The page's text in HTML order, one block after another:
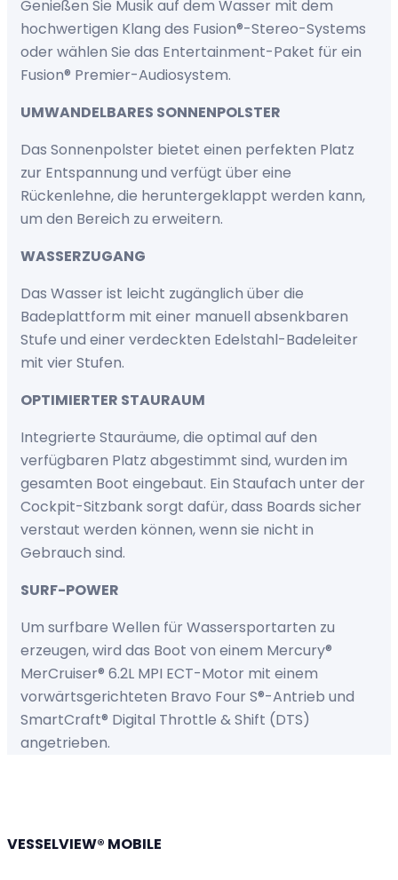
Genießen Sie Musik auf dem Wasser mit dem
hochwertigen Klang des Fusion®-Stereo-Systems
oder wählen Sie das Entertainment-Paket für ein
Fusion® Premier-Audiosystem.
UMWANDELBARES SONNENPOLSTER
Das Sonnenpolster bietet einen perfekten Platz
zur Entspannung und verfügt über eine
Rückenlehne, die heruntergeklappt werden kann,
um den Bereich zu erweitern.
WASSERZUGANG
Das Wasser ist leicht zugänglich über die
Badeplattform mit einer manuell absenkbaren
Stufe und einer verdeckten Edelstahl-Badeleiter
mit vier Stufen.
OPTIMIERTER STAURAUM
Integrierte Stauräume, die optimal auf den
verfügbaren Platz abgestimmt sind, wurden im
gesamten Boot eingebaut. Ein Staufach unter der
Cockpit-Sitzbank sorgt dafür, dass Boards sicher
verstaut werden können, wenn sie nicht in
Gebrauch sind.
SURF-POWER
Um surfbare Wellen für Wassersportarten zu
erzeugen, wird das Boot von einem Mercury®
MerCruiser® 6.2L MPI ECT-Motor mit einem
vorwärtsgerichteten Bravo Four S®-Antrieb und
SmartCraft® Digital Throttle & Shift (DTS)
angetrieben.
VESSELVIEW® MOBILE